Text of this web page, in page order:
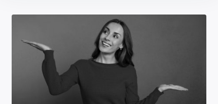
Navigation
l’article